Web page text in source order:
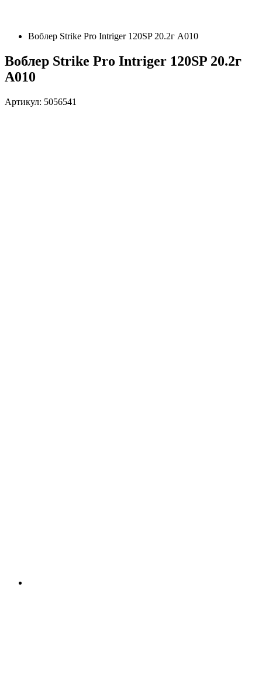
Воблер Strike Pro Intriger 120SP 20.2г A010
Воблер Strike Pro Intriger 120SP 20.2г
A010
Артикул: 5056541